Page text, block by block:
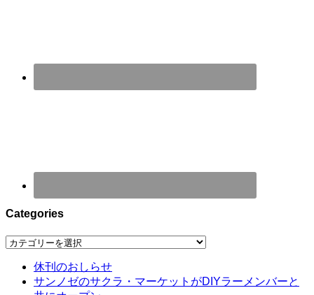
Categories
Categories
休刊のおしらせ
サンノゼのサクラ・マーケットがDIYラーメンバーと